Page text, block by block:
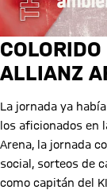
ALLIANZ
La jornada ya
los aficionados en
Arena, la jornada
social, sorteos de
como capitán del